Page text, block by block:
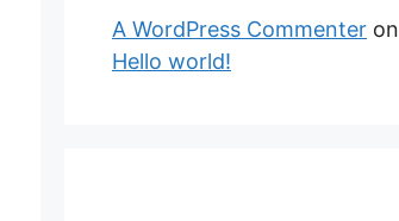
A WordPress Commenter on
Hello world!